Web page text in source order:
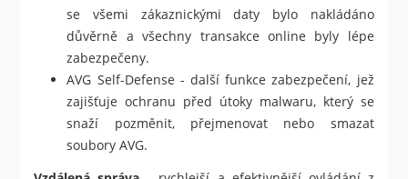
se všemi zákaznickými daty bylo nakládáno
důvěrně a všechny transakce online byly lépe
zabezpečeny.
AVG Self-Defense - další funkce zabezpečení, jež
zajišťuje ochranu před útoky malwaru, který se
snaží pozměnit, přejmenovat nebo smazat
soubory AVG.